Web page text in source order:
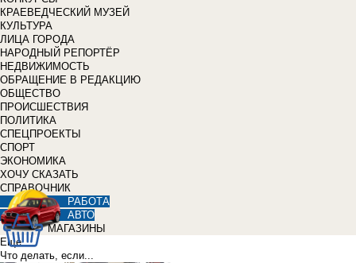
КРАЕВЕДЧЕСКИЙ МУЗЕЙ
КУЛЬТУРА
ЛИЦА ГОРОДА
НАРОДНЫЙ РЕПОРТЁР
НЕДВИЖИМОСТЬ
ОБРАЩЕНИЕ В РЕДАКЦИЮ
ОБЩЕСТВО
ПРОИСШЕСТВИЯ
ПОЛИТИКА
СПЕЦПРОЕКТЫ
СПОРТ
ЭКОНОМИКА
ХОЧУ СКАЗАТЬ
СПРАВОЧНИК
РАБОТА
АВТО
МАГАЗИНЫ
Еще
Что делать, если...